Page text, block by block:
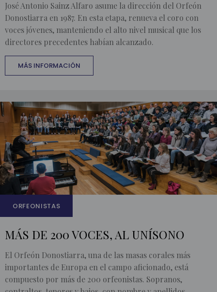
José Antonio Sainz Alfaro asume la dirección del Orfeón
Donostiarra en 1987. En esta etapa, renueva el coro con
voces jóvenes, manteniendo el alto nivel musical que los
directores precedentes habían alcanzado.
MÁS INFORMACIÓN
ORFEONISTAS
MÁS DE 200 VOCES, AL UNÍSONO
El Orfeón Donostiarra, una de las masas corales más
importantes de Europa en el campo aficionado, está
compuesto por más de 200 orfeonistas. Sopranos,